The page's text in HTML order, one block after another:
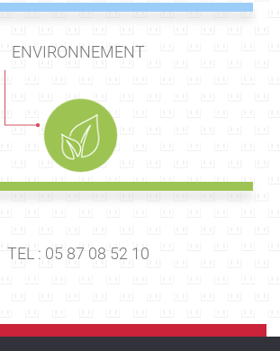
ENVIRONNEMENT
TEL : 05 87 08 52 10
E-MAIL :rts@tegma.fr